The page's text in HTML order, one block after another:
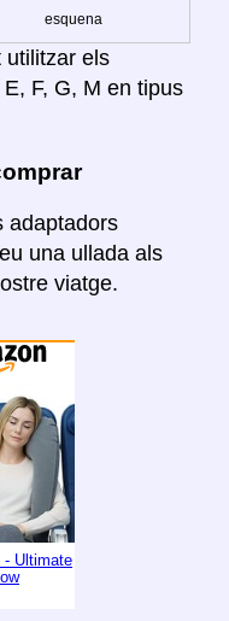
esquena
utilitzar els
F, G, M en tipus
adaptadors
una ullada als
viatge.
- Ultimate